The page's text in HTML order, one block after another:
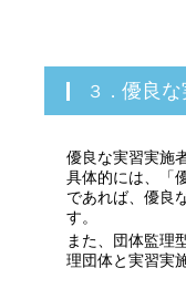
３．優
優良な実習実施
具体的には、「
であれば、優良
す。
また、団体監理
理団体と実習実